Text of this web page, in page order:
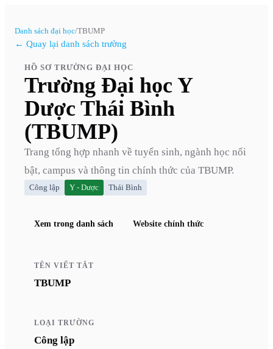
Danh sách đại học/TBUMP
← Quay lại danh sách trường
HỒ SƠ TRƯỜNG ĐẠI HỌC
Trường Đại học Y
Dược Thái Bình
(TBUMP)
Trang tổng hợp nhanh về tuyển sinh, ngành học nổi
bật, campus và thông tin chính thức của TBUMP.
Công lập Y - Dược Thái Bình
Xem trong danh sách Website chính thức
TÊN VIẾT TẮT
TBUMP
LOẠI TRƯỜNG
Công lập